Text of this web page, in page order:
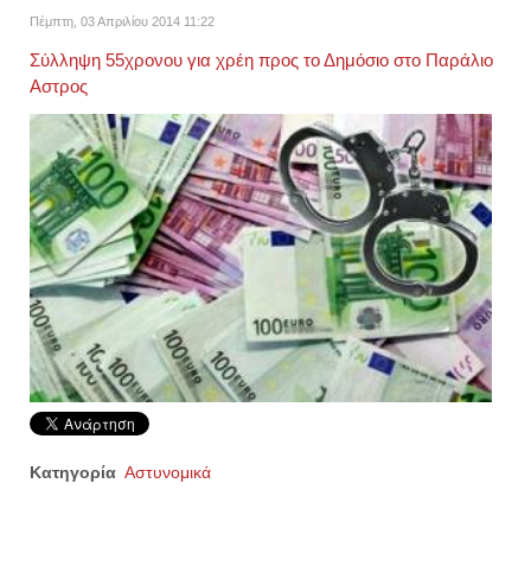
Πέμπτη, 03 Απριλίου 2014 11:22
Σύλληψη 55χρονου για χρέη προς το Δημόσιο στο Παράλιο
Αστρος
Κατηγορία Αστυνομικά